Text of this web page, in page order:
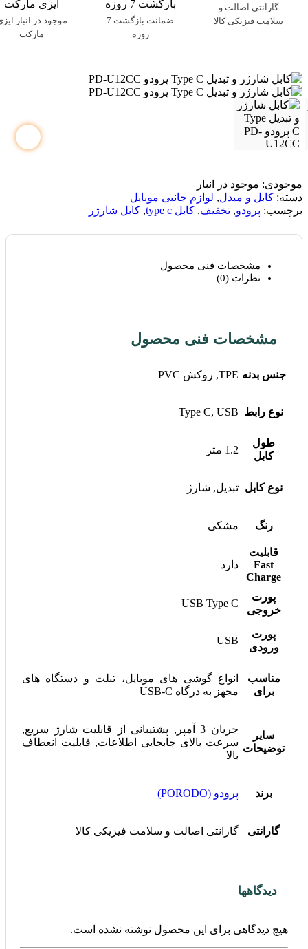
گارانتی اصالت و
سلامت فیزیکی کالا
ضمانت بازگشت 7
روزه
موجود در انبار
مارکت
موجودی: موجود در انبار
دسته: کابل و مبدل, لوازم جانبی موبایل
برچسب: پرودو, تخفیف, کابل type c , کابل شارژر
مشخصات فنی محصول
نظرات (0)
مشخصات فنی محصول
جنس بدنه TPE, روکش PVC
نوع رابط Type C, USB
طول
کابل
1.2 متر
نوع کابل تبدیل, شارژ
رنگ مشکی
قابلیت
Fast
Charge
دارد
پورت
خروجی
USB Type C
پورت
ورودی
USB
مناسب
برای
انواع گوشی های موبایل، تبلت و دستگاه های
مجهز به درگاه USB-C
سایر
توضیحات
جریان 3 آمپر, پشتیبانی از قابلیت شارژ سریع,
سرعت بالای جابجایی اطلاعات, قابلیت انعطاف
بالا
برند پرودو (PORODO)
گارانتی گارانتی اصالت و سلامت فیزیکی کالا
دیدگاهها
هیچ دیدگاهی برای این محصول نوشته نشده است.